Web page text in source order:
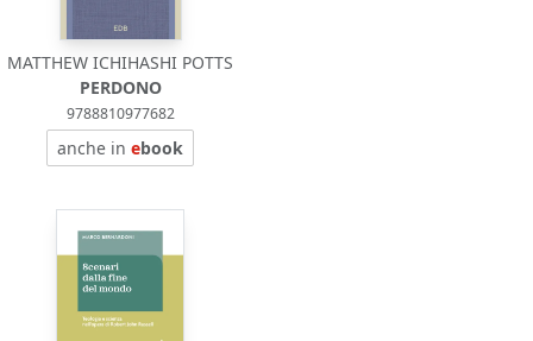
MATTHEW ICHIHASHI POTTS
PERDONO
9788810977682
anche inebook